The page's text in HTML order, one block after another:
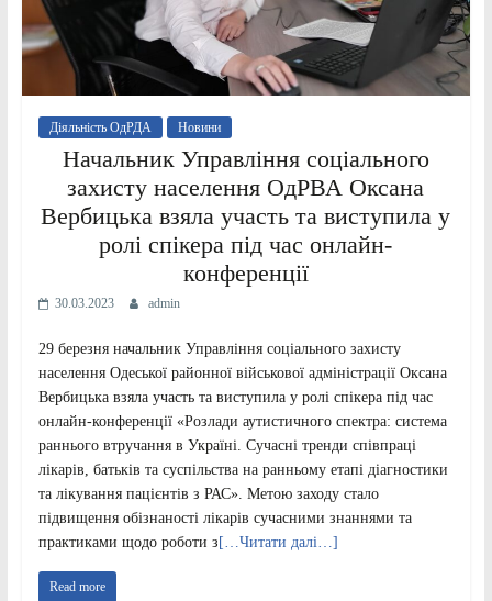
Діяльність ОдРДА Новини
Начальник Управління соціального
захисту населення ОдРВА Оксана
Вербицька взяла участь та виступила у
ролі спікера під час онлайн-
конференції
30.03.2023 admin
29 березня начальник Управління соціального захисту
населення Одеської районної військової адміністрації Оксана
Вербицька взяла участь та виступила у ролі спікера під час
онлайн-конференції «Розлади аутистичного спектра: система
раннього втручання в Україні. Сучасні тренди співпраці
лікарів, батьків та суспільства на ранньому етапі діагностики
та лікування пацієнтів з РАС». Метою заходу стало
підвищення обізнаності лікарів сучасними знаннями та
практиками щодо роботи з […Читати далі…]
Read more